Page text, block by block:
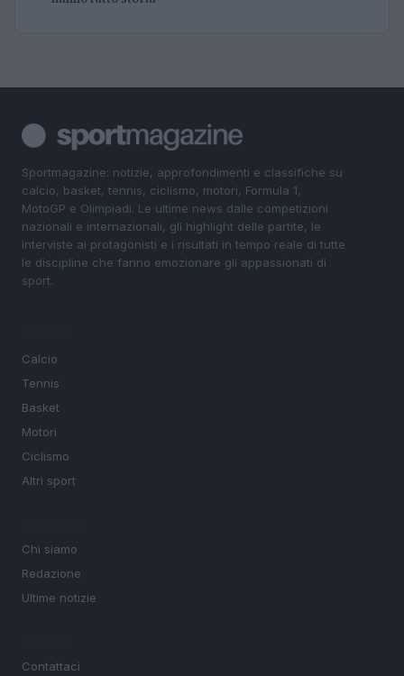
Sportmagazine: notizie, approfondimenti e classifiche su
calcio, basket, tennis, ciclismo, motori, Formula 1,
MotoGP e Olimpiadi. Le ultime news dalle competizioni
nazionali e internazionali, gli highlight delle partite, le
interviste ai protagonisti e i risultati in tempo reale di tutte
le discipline che fanno emozionare gli appassionati di
sport.
Calcio
Tennis
Basket
Motori
Ciclismo
Altri sport
Chi siamo
Redazione
Ultime notizie
Contattaci